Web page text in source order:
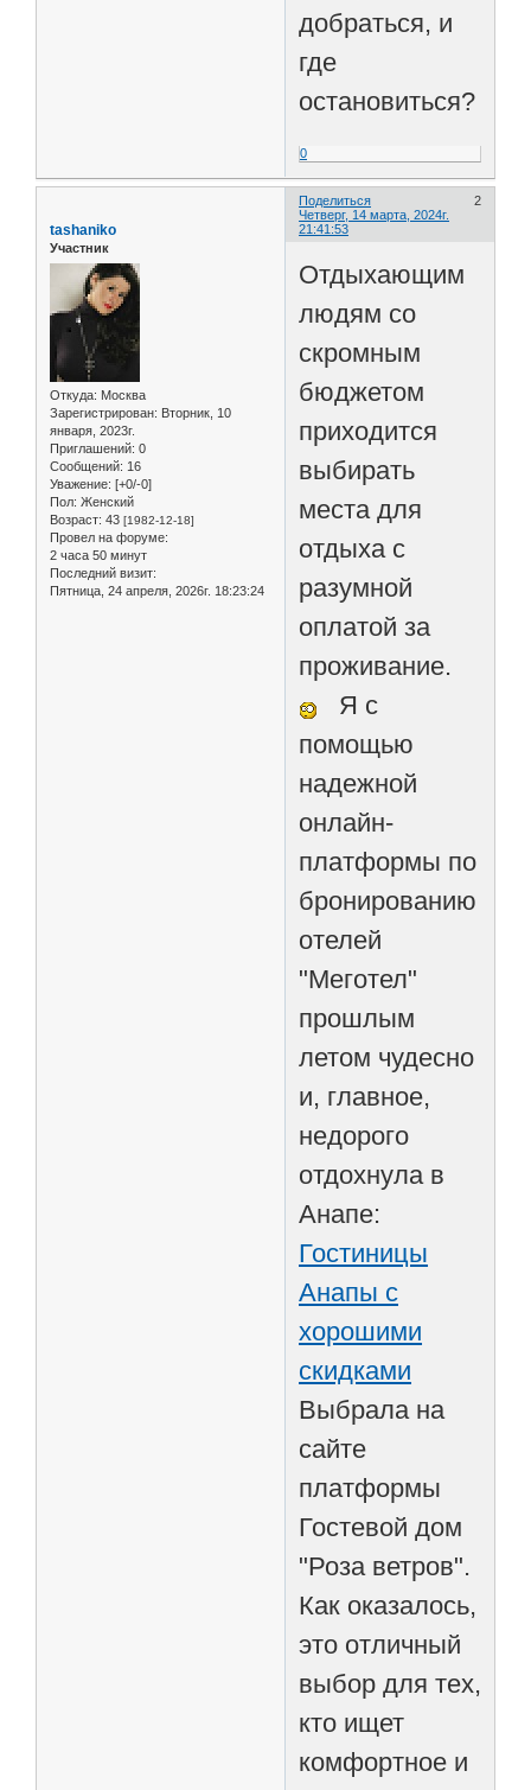
добраться, и
где
остановиться?
0
Поделиться
2
Четверг, 14 марта, 2024г.
21:41:53
tashaniko
Участник
Откуда: Москва
Зарегистрирован: Вторник, 10
января, 2023г.
Приглашений: 0
Сообщений: 16
Уважение: [+0/-0]
Пол: Женский
Возраст: 43 [1982-12-18]
Провел на форуме:
2 часа 50 минут
Последний визит:
Пятница, 24 апреля, 2026г. 18:23:24
Отдыхающим
людям со
скромным
бюджетом
приходится
выбирать
места для
отдыха с
разумной
оплатой за
проживание.
Я с
помощью
надежной
онлайн-
платформы по
бронированию
отелей
"Меготел"
прошлым
летом чудесно
и, главное,
недорого
отдохнула в
Анапе:
Гостиницы
Анапы с
хорошими
скидками
Выбрала на
сайте
платформы
Гостевой дом
"Роза ветров".
Как оказалось,
это отличный
выбор для тех,
кто ищет
комфортное и